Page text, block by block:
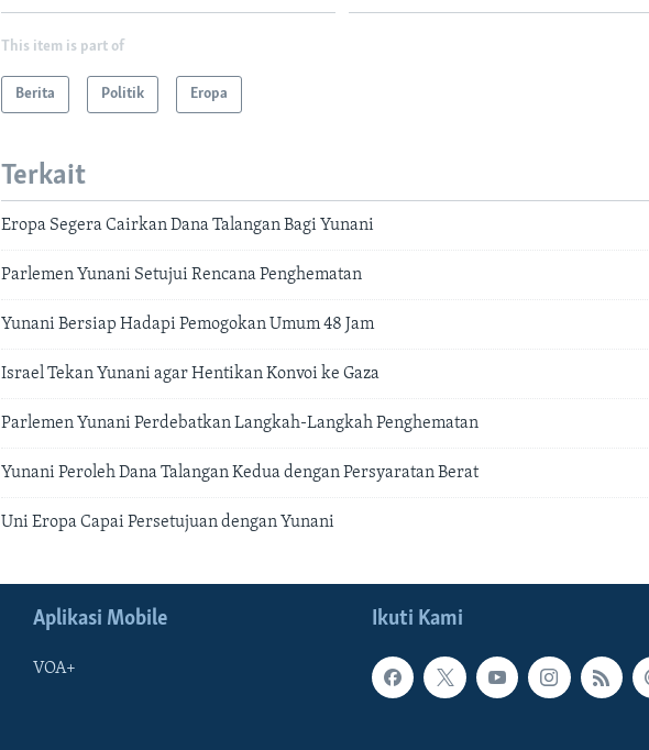
This item is part of
Berita Politik Eropa
Terkait
Eropa Segera Cairkan Dana Talangan Bagi Yunani
Parlemen Yunani Setujui Rencana Penghematan
Yunani Bersiap Hadapi Pemogokan Umum 48 Jam
Israel Tekan Yunani agar Hentikan Konvoi ke Gaza
Parlemen Yunani Perdebatkan Langkah-Langkah Penghematan
Yunani Peroleh Dana Talangan Kedua dengan Persyaratan Berat
Uni Eropa Capai Persetujuan dengan Yunani
Ikuti Kami
Aplikasi Mobile
VOA+